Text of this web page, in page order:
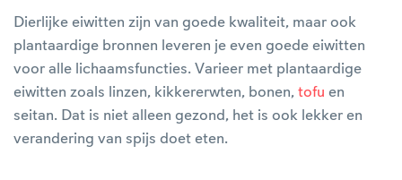
Dierlijke eiwitten zijn van goede kwaliteit, maar ook
plantaardige bronnen leveren je even goede eiwitten
voor alle lichaamsfuncties. Varieer met plantaardige
eiwitten zoals linzen, kikkererwten, bonen, tofu en
seitan. Dat is niet alleen gezond, het is ook lekker en
verandering van spijs doet eten.